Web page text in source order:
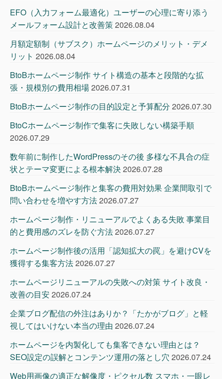
EFO（入力フォーム最適化）ユーザーの心理に寄り添う
メールフォーム設計と改善策2026.08.04
月額定額制（サブスク）ホームページのメリット・デメ
リット 2026.08.04
BtoBホームページ制作 サイト構造の基本と段階的な拡
張・規模別の費用相場2026.07.31
BtoBホームページ制作の目的設定と予算配分 2026.07.30
BtoCホームページ制作で集客に失敗しない構築手順
2026.07.29
数年前に制作したWordPressのその後 多様な不具合の症
状とテーマ変更による根本解決2026.07.28
BtoBホームページ制作と集客の費用対効果 企業間取引で
問い合わせを増やす方法2026.07.27
ホームページ制作・リニューアルでよくある失敗 事業目
的と費用感のズレを防ぐ方法2026.07.27
ホームページ制作後の活用「認知拡大の罠」を避けCVを
獲得する集客方法2026.07.27
ホームページリニューアルの失敗への対策 サイト改良・
改善の目安2026.07.24
企業ブログ配信の外注はありか？「たかがブログ」と軽
視してはいけない本当の理由 2026.07.24
ホームページを内製化しても集客できない理由とは？
SEO設定の誤解とコンテンツ運用の落とし穴 2026.07.24
Web用画像の適正な解像度・ピクセル数 スマホ・一眼レ